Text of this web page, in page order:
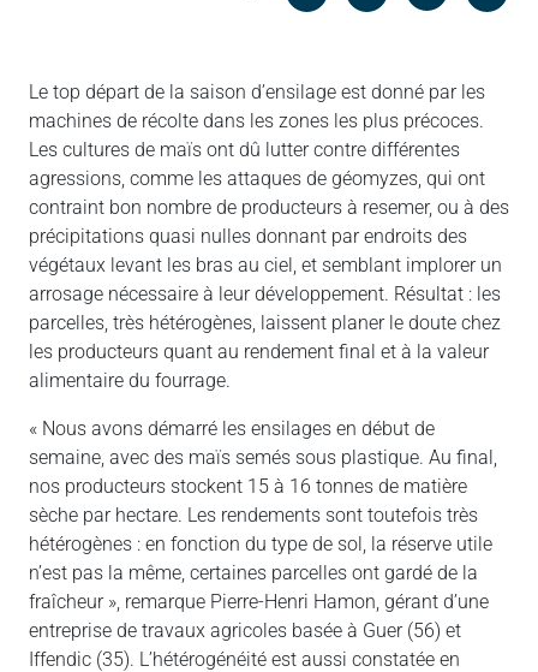
Le top départ de la saison d’ensilage est donné par les
machines de récolte dans les zones les plus précoces.
Les cultures de maïs ont dû lutter contre différentes
agressions, comme les attaques de géomyzes, qui ont
contraint bon nombre de producteurs à resemer, ou à des
précipitations quasi nulles donnant par endroits des
végétaux levant les bras au ciel, et semblant implorer un
arrosage nécessaire à leur développement. Résultat : les
parcelles, très hétérogènes, laissent planer le doute chez
les producteurs quant au rendement final et à la valeur
alimentaire du fourrage.
« Nous avons démarré les ensilages en début de
semaine, avec des maïs semés sous plastique. Au final,
nos producteurs stockent 15 à 16 tonnes de matière
sèche par hectare. Les rendements sont toutefois très
hétérogènes : en fonction du type de sol, la réserve utile
n’est pas la même, certaines parcelles ont gardé de la
fraîcheur », remarque Pierre-Henri Hamon, gérant d’une
entreprise de travaux agricoles basée à Guer (56) et
Iffendic (35). L’hétérogénéité est aussi constatée en